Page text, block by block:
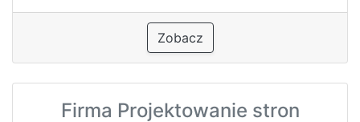
Zobacz
Firma Projektowanie stron